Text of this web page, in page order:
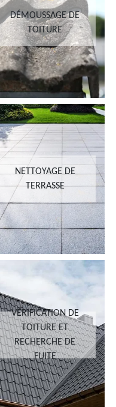
DÉMOUSSAGE DE
TOITURE
NETTOYAGE DE
TERRASSE
VÉRIFICATION DE
TOITURE ET
RECHERCHE DE
FUITE